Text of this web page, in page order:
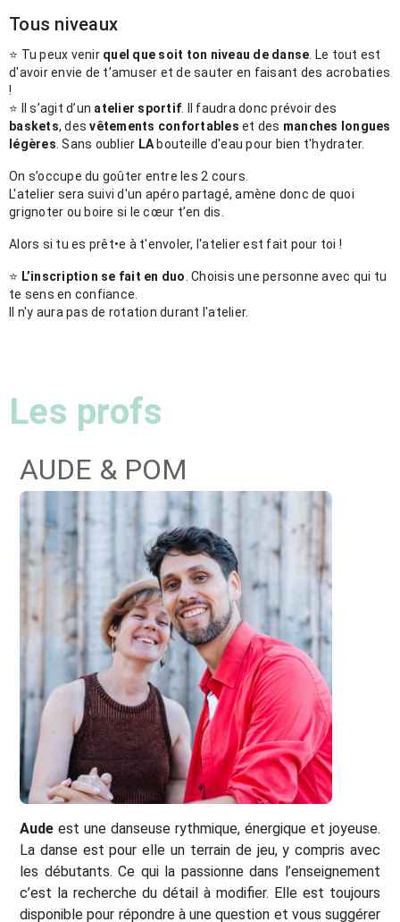
Tous niveaux
⭐️ Tu peux venir quel que soit ton niveau de danse . Le tout est
d'avoir envie de t’amuser et de sauter en faisant des acrobaties
!
⭐️ Il s’agit d’un atelier sportif . Il faudra donc prévoir des
baskets, desvêtements confortables et des manches longues
légères . Sans oublier LA bouteille d'eau pour bien t'hydrater.
On s’occupe du goûter entre les 2 cours.
L'atelier sera suivi d'un apéro partagé, amène donc de quoi
grignoter ou boire si le cœur t’en dis.
Alors si tu es prêt•e à t'envoler, l'atelier est fait pour toi !
⭐️ L’inscription se fait en duo . Choisis une personne avec qui tu
te sens en confiance.
Il n'y aura pas de rotation durant l'atelier.
Les profs
AUDE & POM
Aude est une danseuse rythmique, énergique et joyeuse.
La danse est pour elle un terrain de jeu, y compris avec
les débutants. Ce qui la passionne dans l’enseignement
c’est la recherche du détail à modifier. Elle est toujours
disponible pour répondre à une question et vous suggérer